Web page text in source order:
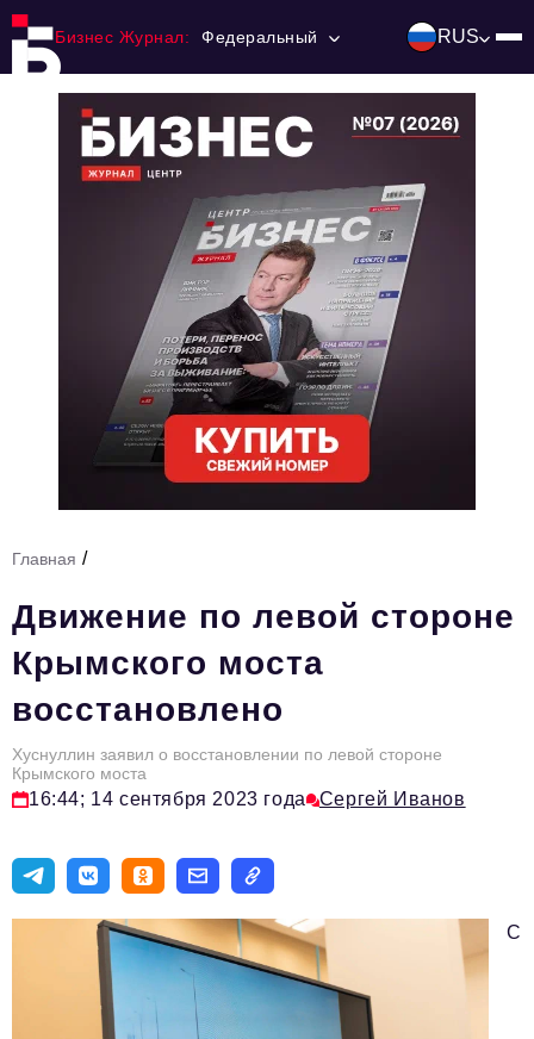
Бизнес Журнал: Федеральный RUS
Ниши и рынки
Технологии и тренды
HR
Персона номера
Юридический практикум
Стиль жизни
Туризм
ОПК
Авторские материалы
Главная /
Движение по левой стороне
Крымского моста
восстановлено
Хуснуллин заявил о восстановлении по левой стороне
Крымского моста
16:44; 14 сентября 2023 года Сергей Иванов
С